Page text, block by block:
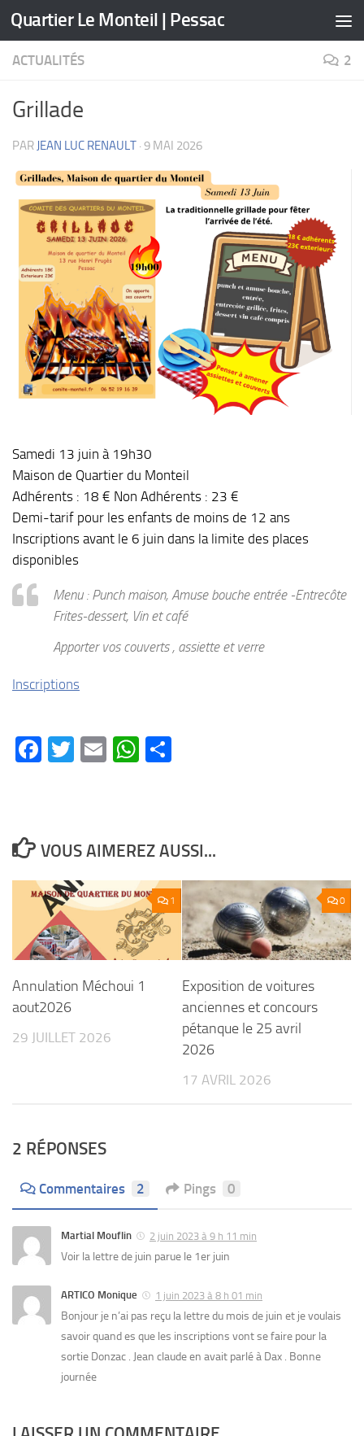
Skip to content
Quartier Le Monteil | Pessac
ACTUALITÉS 2
Grillade
PAR JEAN LUC RENAULT · 9 MAI 2026
Samedi 13 juin à 19h30
Maison de Quartier du Monteil
Adhérents : 18 € Non Adhérents : 23 €
Demi-tarif pour les enfants de moins de 12 ans
Inscriptions avant le 6 juin dans la limite des places
disponibles
Menu : Punch maison, Amuse bouche entrée -Entrecôte
Frites-dessert, Vin et café
Apporter vos couverts , assiette et verre
Inscriptions
Facebook
Twitter
EmailWhatsApp
VOUS AIMEREZ AUSSI...
1
Annulation Méchoui 1
aout2026
29 JUILLET 2026
0
Exposition de voitures
anciennes et concours
pétanque le 25 avril
2026
17 AVRIL 2026
2 RÉPONSES
Commentaires 2 Pings 0
Martial Mouflin 2 juin 2023 à 9 h 11 min
Voir la lettre de juin parue le 1er juin
ARTICO Monique 1 juin 2023 à 8 h 01 min
Bonjour je n’ai pas reçu la lettre du mois de juin et je voulais
savoir quand es que les inscriptions vont se faire pour la
sortie Donzac . Jean claude en avait parlé à Dax . Bonne
journée